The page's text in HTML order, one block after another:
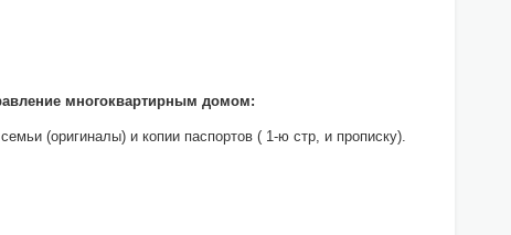
многоквартирным домом:
(оригиналы) и копии паспортов ( 1-ю стр, и прописку).